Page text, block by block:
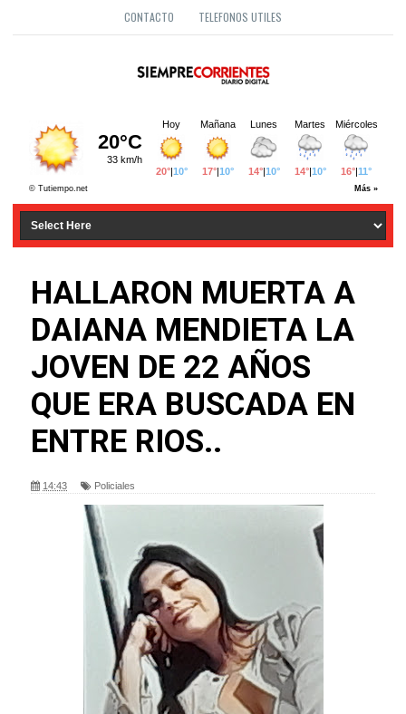
CONTACTO TELEFONOS UTILES
HALLARON MUERTA A
DAIANA MENDIETA LA
JOVEN DE 22 AÑOS
QUE ERA BUSCADA EN
ENTRE RIOS..
14:43 Policiales